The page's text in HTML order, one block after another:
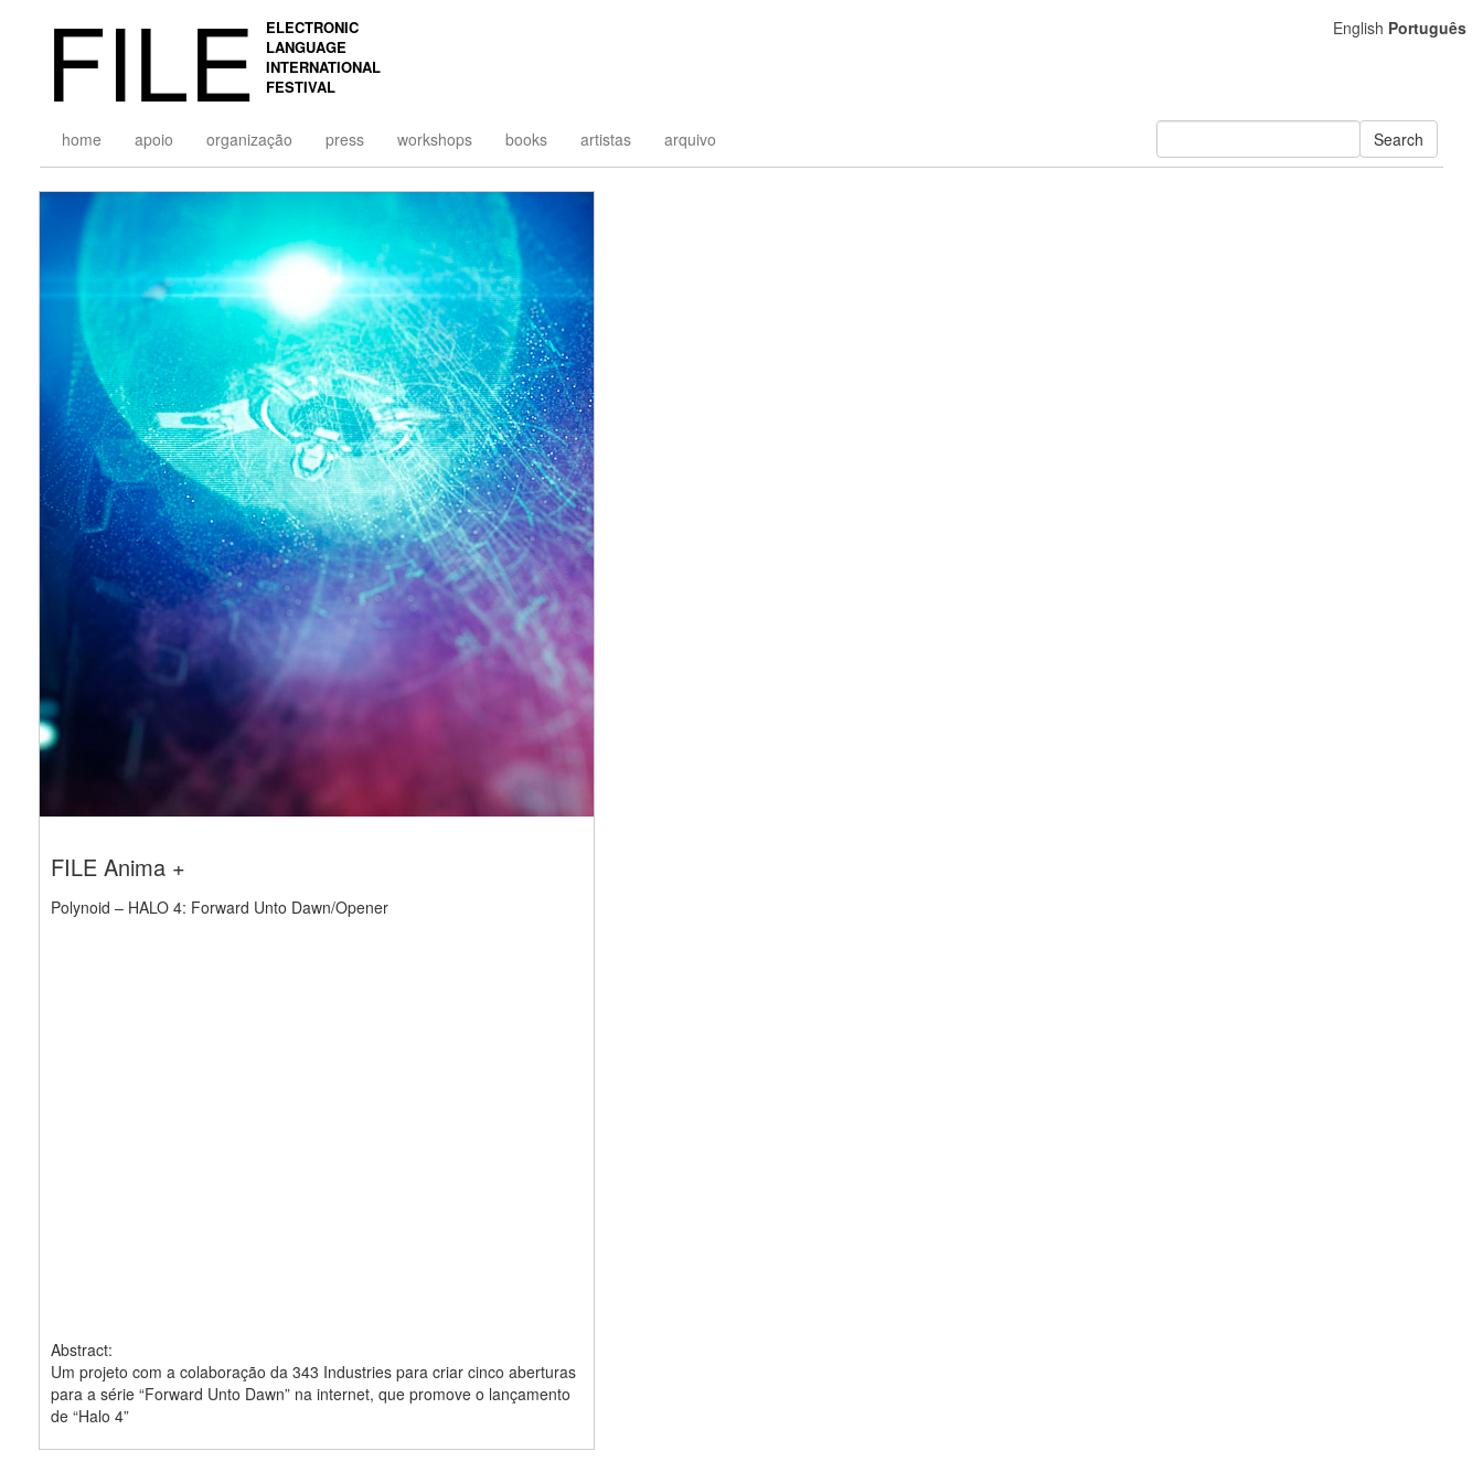
FILE
ELECTRONIC
LANGUAGE
INTERNATIONAL
FESTIVAL
home apoio organização press workshops books artistas arquivo Search
FILE Anima +
Polynoid – HALO 4: Forward Unto Dawn/Opener
Abstract:
Um projeto com a colaboração da 343 Industries para criar cinco aberturas
para a série “Forward Unto Dawn” na internet, que promove o lançamento
de “Halo 4”
English Português